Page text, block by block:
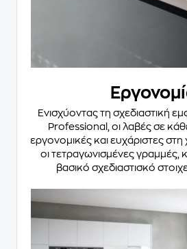
Ενισχύοντας τη σχεδιαστική
Professional, οι λαβές σε
εργονομικές και ευχάριστες
οι τετραγωνισμένες γραμμές,
βασικό σχεδιαστισκό